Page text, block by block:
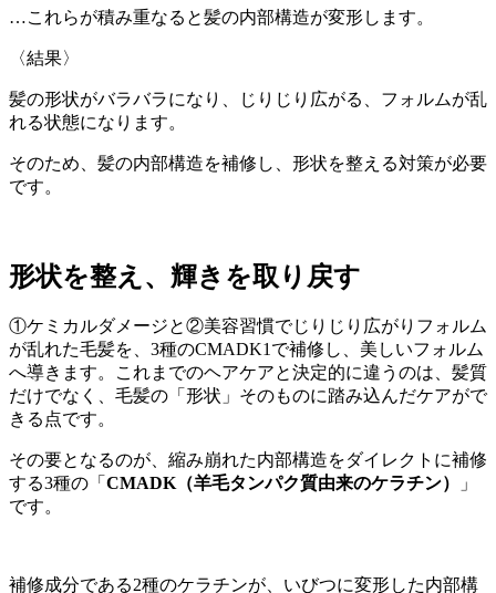
…これらが積み重なると髪の内部構造が変形します。
〈結果〉
髪の形状がバラバラになり、じりじり広がる、フォルムが乱
れる状態になります。
そのため、髪の内部構造を補修し、形状を整える対策が必要
です。
形状を整え、輝きを取り戻す
①ケミカルダメージと②美容習慣でじりじり広がりフォルム
が乱れた毛髪を、3種のCMADK1で補修し、美しいフォルム
へ導きます。これまでのヘアケアと決定的に違うのは、髪質
だけでなく、毛髪の「形状」そのものに踏み込んだケアがで
きる点です。
その要となるのが、縮み崩れた内部構造をダイレクトに補修
する3種の「 CMADK（羊毛タンパク質由来のケラチン）
」
です。
補修成分である2種のケラチンが、いびつに変形した内部構